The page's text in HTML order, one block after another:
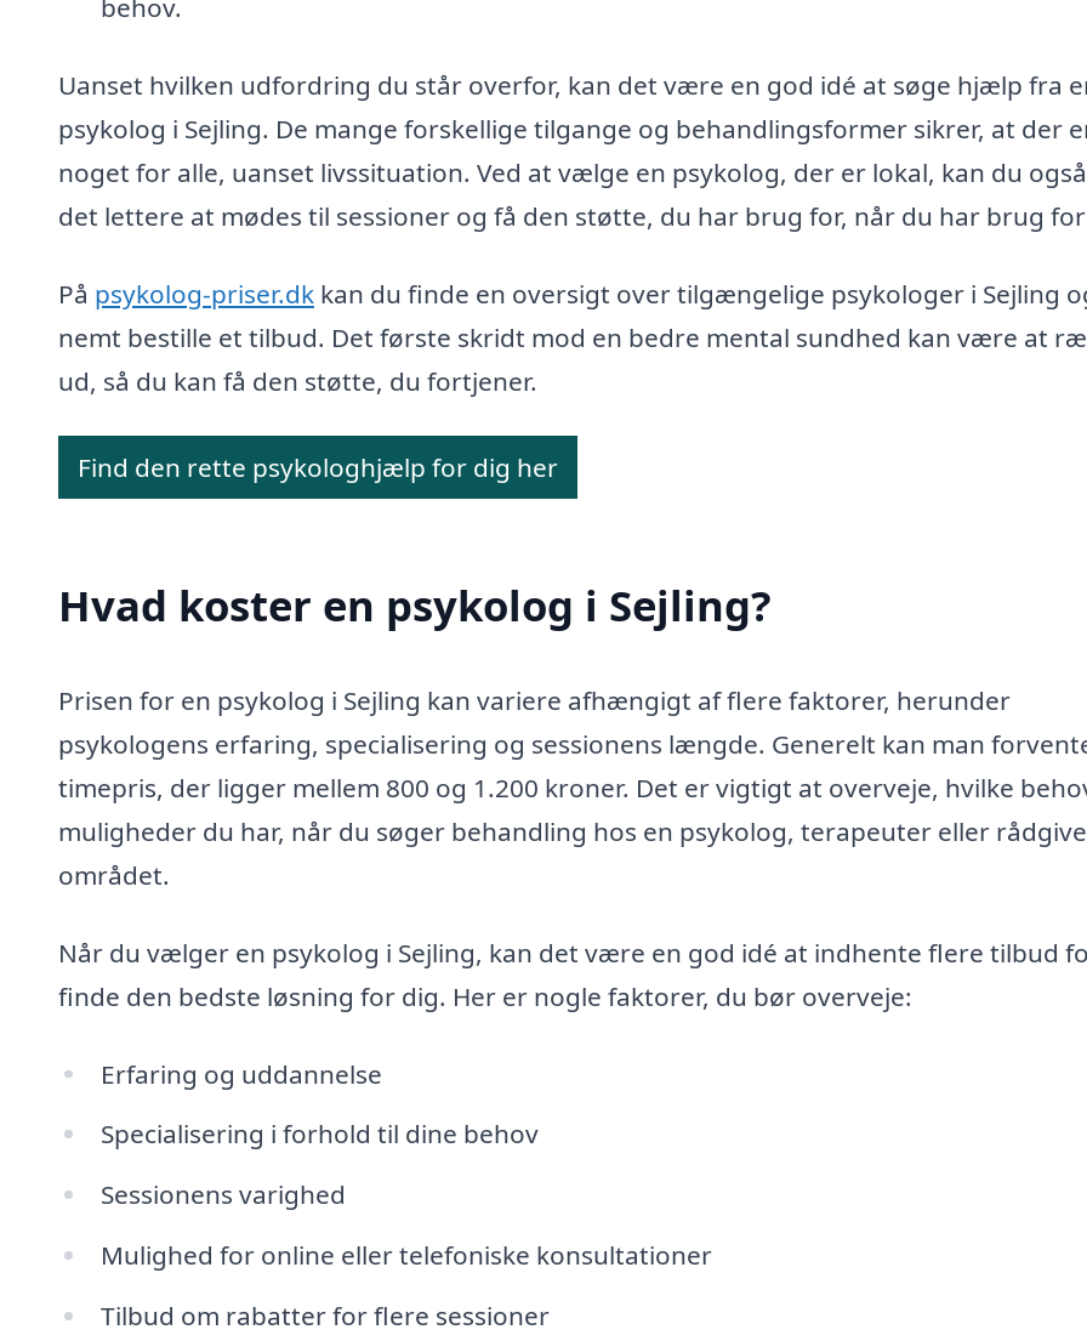
behov.
Uanset hvilken udfordring du står overfor, kan det være en god idé at søge hjælp fra
psykolog i Sejling. De mange forskellige tilgange og behandlingsformer sikrer, at der
noget for alle, uanset livssituation. Ved at vælge en psykolog, der er lokal, kan du
det lettere at mødes til sessioner og få den støtte, du har brug for, når du har brug
På psykolog-priser.dk kan du finde en oversigt over tilgængelige psykologer i Sejling
nemt bestille et tilbud. Det første skridt mod en bedre mental sundhed kan være at
ud, så du kan få den støtte, du fortjener.
Find den rette psykologhjælp for dig her
Hvad koster en psykolog i Sejling?
Prisen for en psykolog i Sejling kan variere afhængigt af flere faktorer, herunder
psykologens erfaring, specialisering og sessionens længde. Generelt kan man
timepris, der ligger mellem 800 og 1.200 kroner. Det er vigtigt at overveje, hvilke
muligheder du har, når du søger behandling hos en psykolog, terapeuter eller
området.
Når du vælger en psykolog i Sejling, kan det være en god idé at indhente flere tilbud
finde den bedste løsning for dig. Her er nogle faktorer, du bør overveje:
Erfaring og uddannelse
Specialisering i forhold til dine behov
Sessionens varighed
Mulighed for online eller telefoniske konsultationer
Tilbud om rabatter for flere sessioner